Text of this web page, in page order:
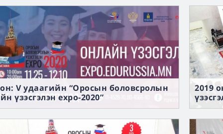
он: V удаагийн “Оросын боловсролын
үзэсгэлэн expo-2020”
2019